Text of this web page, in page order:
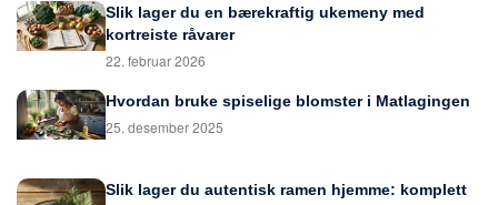
Slik lager du en bærekraftig ukemeny med
kortreiste råvarer
22. februar 2026
Hvordan bruke spiselige blomster i Matlagingen
25. desember 2025
Slik lager du autentisk ramen hjemme: komplett